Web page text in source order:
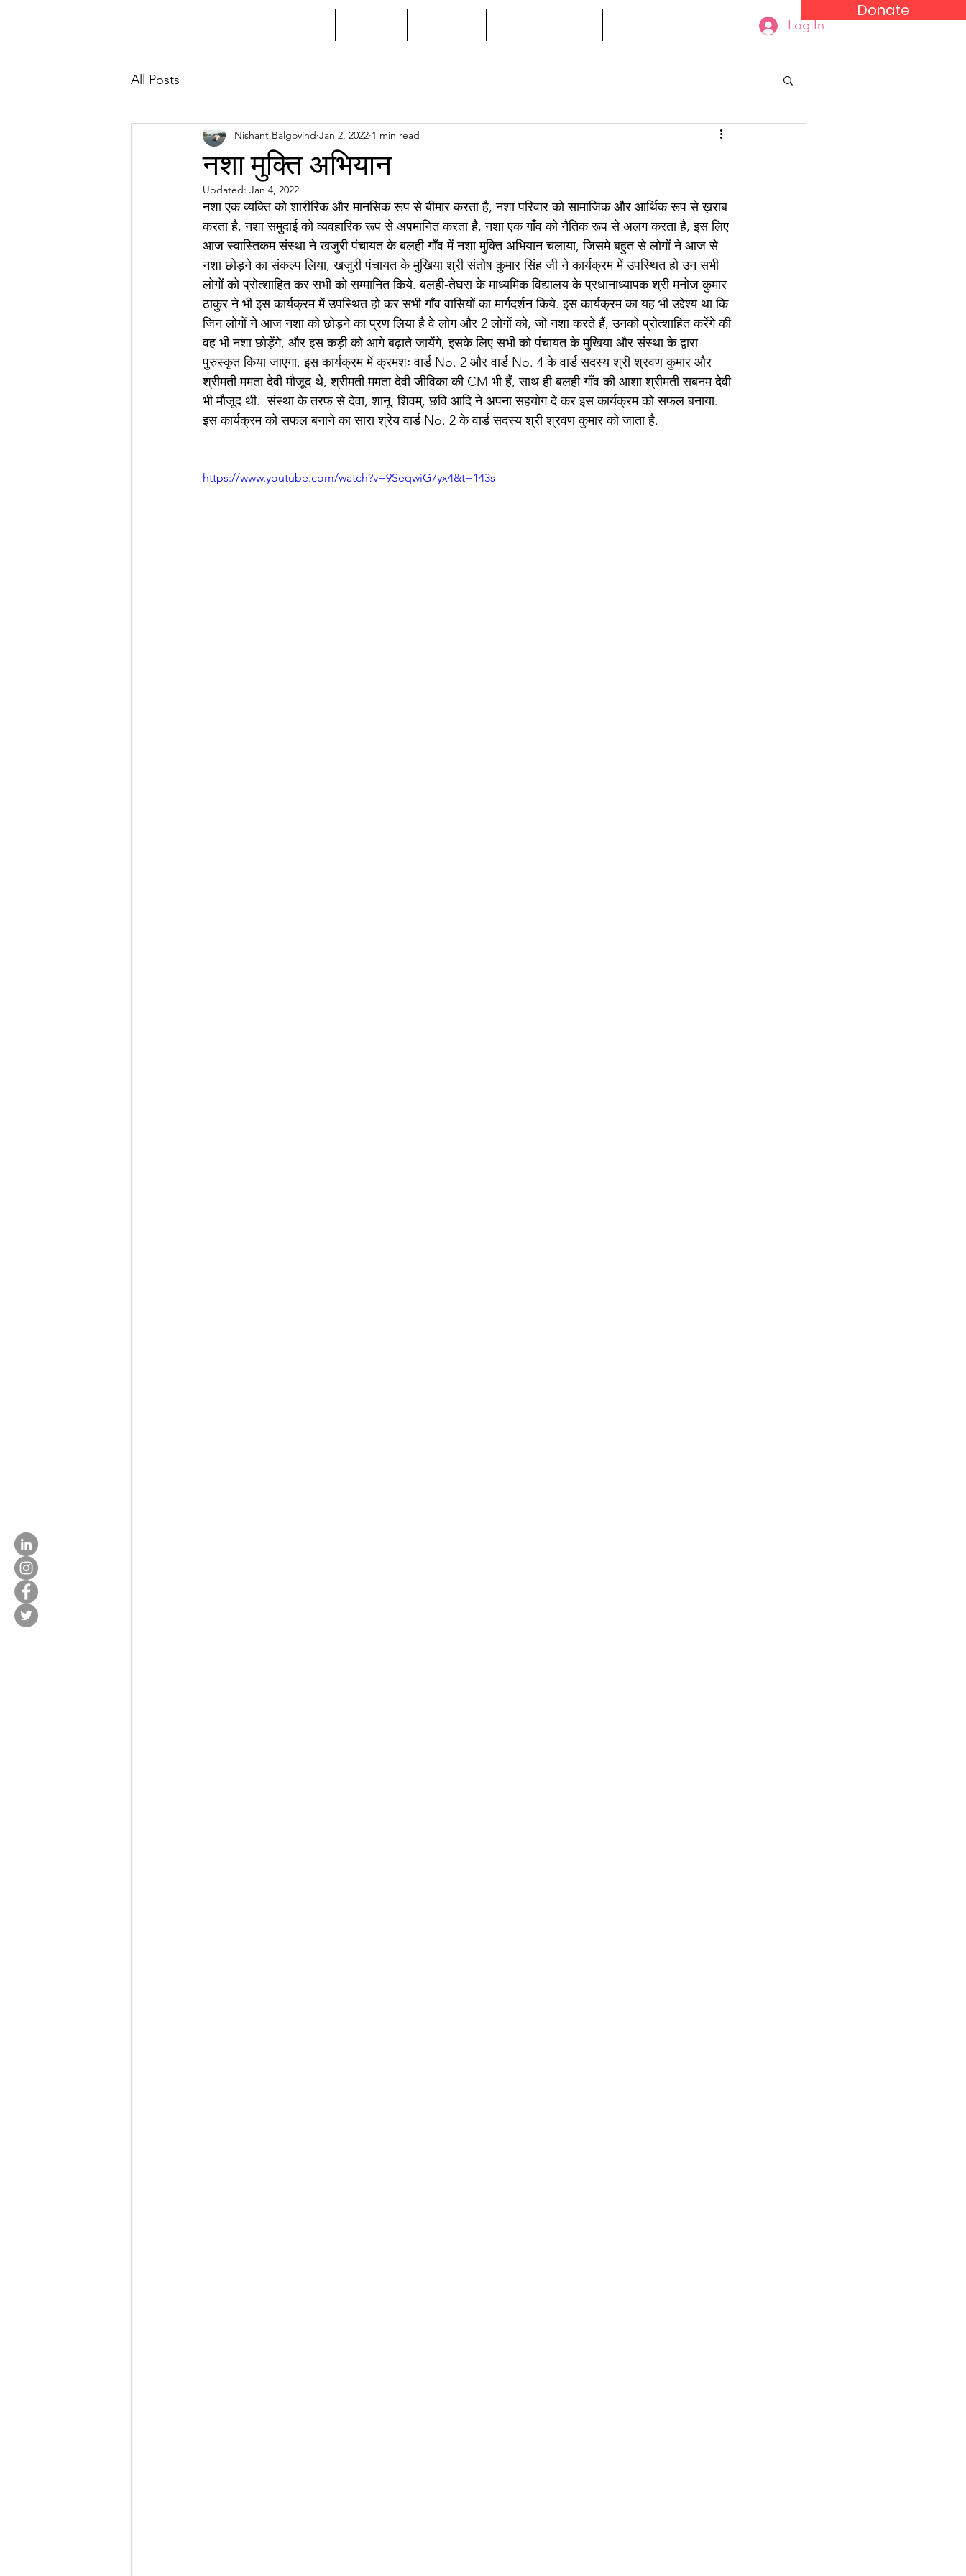
Donate
Log In
All Posts
नशा मुक्ति अभियान
Nishant Balgovind Jan 2, 2022 1 min read
Updated: Jan 4, 2022
नशा एक व्यक्ति को शारीरिक और मानसिक रूप से बीमार करता है, नशा परिवार को सामाजिक और आर्थिक रूप से ख़राब
करता है, नशा समुदाई को व्यवहारिक रूप से अपमानित करता है, नशा एक गाँव को नैतिक रूप से अलग करता है, इस लिए
आज स्वास्तिकम संस्था ने खजुरी पंचायत के बलही गाँव में नशा मुक्ति अभियान चलाया, जिसमे बहुत से लोगों ने आज से
नशा छोड़ने का संकल्प लिया, खजुरी पंचायत के मुखिया श्री संतोष कुमार सिंह जी ने कार्यक्रम में उपस्थित हो उन सभी
लोगों को प्रोत्शाहित कर सभी को सम्मानित किये. बलही-तेघरा के माध्यमिक विद्यालय के प्रधानाध्यापक श्री मनोज कुमार
ठाकुर ने भी इस कार्यक्रम में उपस्थित हो कर सभी गाँव वासियों का मार्गदर्शन किये. इस कार्यक्रम का यह भी उद्देश्य था कि
जिन लोगों ने आज नशा को छोड़ने का प्रण लिया है वे लोग और 2 लोगों को, जो नशा करते हैं, उनको प्रोत्शाहित करेंगे की
वह भी नशा छोड़ेंगे, और इस कड़ी को आगे बढ़ाते जायेंगे, इसके लिए सभी को पंचायत के मुखिया और संस्था के द्वारा
पुरुस्कृत किया जाएगा. इस कार्यक्रम में क्रमशः वार्ड No. 2 और वार्ड No. 4 के वार्ड सदस्य श्री श्रवण कुमार और
श्रीमती ममता देवी मौजूद थे, श्रीमती ममता देवी जीविका की CM भी हैं, साथ ही बलही गाँव की आशा श्रीमती सबनम देवी
भी मौजूद थी.  संस्था के तरफ से देवा, शानू, शिवम्, छवि आदि ने अपना सहयोग दे कर इस कार्यक्रम को सफल बनाया.
इस कार्यक्रम को सफल बनाने का सारा श्रेय वार्ड No. 2 के वार्ड सदस्य श्री श्रवण कुमार को जाता है.
https://www.youtube.com/watch?v=9SeqwiG7yx4&t=143s